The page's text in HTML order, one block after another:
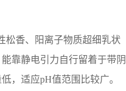
松香、阳离子物质超细乳状
靠静电引力自行留着于带阴
，适应pH值范围比较广。